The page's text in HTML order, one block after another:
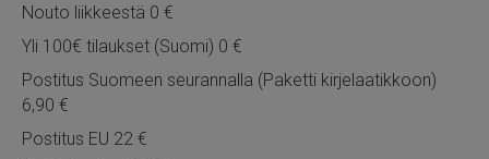
Nouto liikkeestä 0 €
Yli 100€ tilaukset (Suomi) 0 €
Postitus Suomeen seurannalla (Paketti kirjelaatikkoon)
6,90 €
Postitus EU 22 €